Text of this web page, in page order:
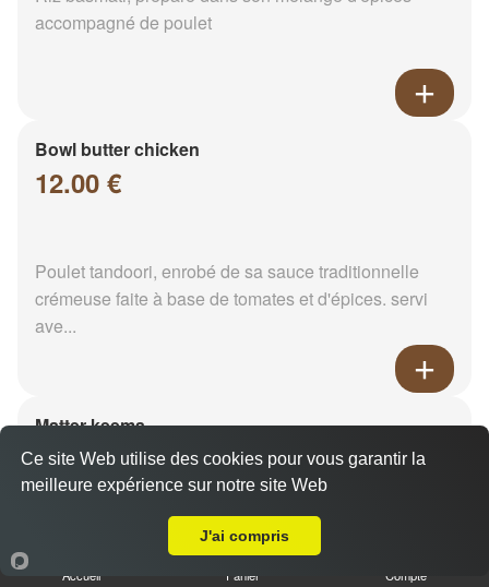
accompagné de poulet
Bowl butter chicken
12.00 €
Poulet tandoori, enrobé de sa sauce traditionnelle
crémeuse faite à base de tomates et d'épices. servi
ave...
Matter keema
12.00 €
Viande hachée et pois vert. Servi avec son riz
Accueil Panier Compte
Ce site Web utilise des cookies pour vous garantir la
meilleure expérience sur notre site Web
J'ai compris